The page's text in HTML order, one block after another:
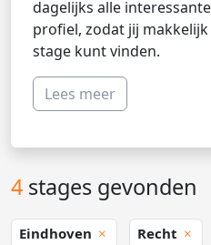
dagelijks alle
profiel, zodat jij
stage kunt vinden.
Lees meer
4 stages gevonden
Eindhoven Recht